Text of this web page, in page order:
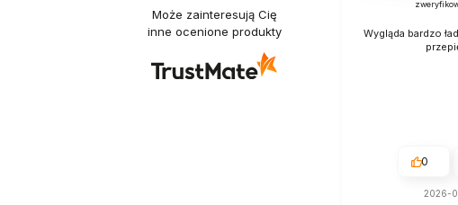
Może zainteresują Cię
inne ocenione produkty
Wygląda bardzo
0
2026-